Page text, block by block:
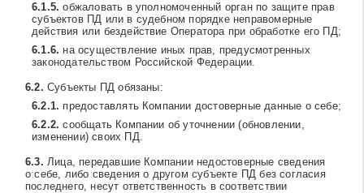
обжаловать в уполномоченный орган по защите прав
субъектов ПД или в судебном порядке неправомерные
действия или бездействие Оператора при обработке его ПД;
на осуществление иных прав, предусмотренных
законодательством Российской Федерации.
Субъекты ПД обязаны:
предоставлять Компании достоверные данные о себе;
сообщать Компании об уточнении (обновлении,
изменении) своих ПД.
Лица, передавшие Компании недостоверные сведения
о себе, либо сведения о другом субъекте ПД без согласия
последнего, несут ответственность в соответствии